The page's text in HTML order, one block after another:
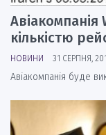
кількістю
НОВИНИ 31 СЕРПНЯ,
Авіакомпанія буде